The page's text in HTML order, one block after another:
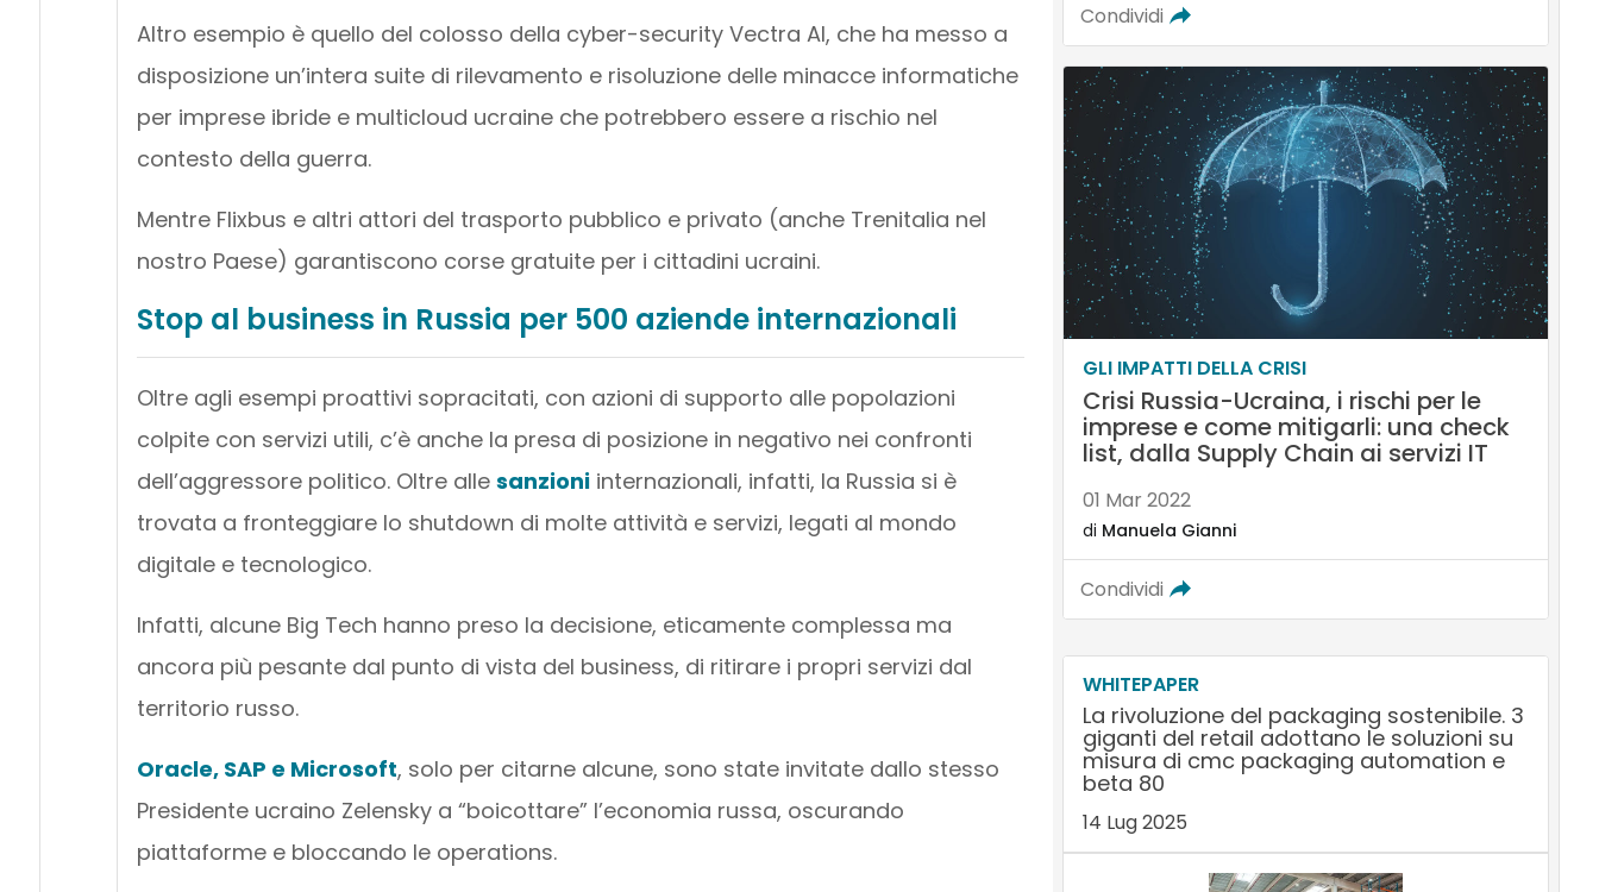
Altro esempio è quello del colosso della cyber-security Vectra AI, che ha messo a
disposizione un’intera suite di rilevamento e risoluzione delle minacce informatiche
per imprese ibride e multicloud ucraine che potrebbero essere a rischio nel
contesto della guerra.
Mentre Flixbus e altri attori del trasporto pubblico e privato (anche Trenitalia nel
nostro Paese) garantiscono corse gratuite per i cittadini ucraini.
Stop al business in Russia per 500 aziende internazionali
Oltre agli esempi proattivi sopracitati, con azioni di supporto alle popolazioni
colpite con servizi utili, c’è anche la presa di posizione in negativo nei confronti
dell’aggressore politico. Oltre alle sanzioniinternazionali, infatti, la Russia si è
trovata a fronteggiare lo shutdown di molte attività e servizi, legati al mondo
digitale e tecnologico.
Infatti, alcune Big Tech hanno preso la decisione, eticamente complessa ma
ancora più pesante dal punto di vista del business, di ritirare i propri servizi dal
territorio russo.
Oracle, SAP e Microsoft, solo per citarne alcune, sono state invitate dallo stesso
Presidente ucraino Zelensky a “boicottare” l’economia russa, oscurando
piattaforme e bloccando le operations.
Condividi
GLI IMPATTI DELLA CRISI
Crisi Russia-Ucraina, i rischi per le
imprese e come mitigarli: una check
list, dalla Supply Chain ai servizi IT
01 Mar 2022
di Manuela Gianni
Condividi
WHITEPAPER
La rivoluzione del packaging sostenibile. 3
giganti del retail adottano le soluzioni su
misura di cmc packaging automation e
beta 80
14 Lug 2025